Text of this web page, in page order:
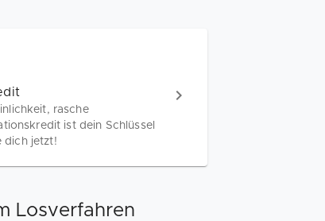
rasche
ist dein Schlüssel
dich jetzt!
Losverfahren